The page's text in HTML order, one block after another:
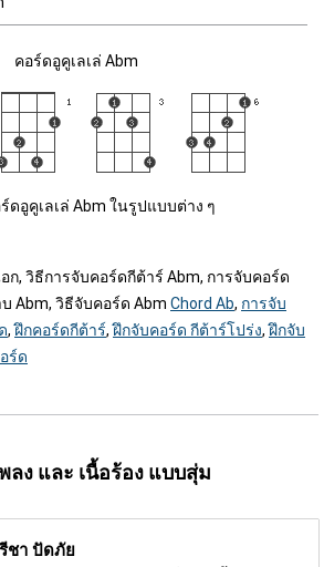
คอร์ดอูคูเลเล่ Abm
ดอูคูเลเล่ Abm ในรูปแบบต่าง ๆ
ก, วิธีการจับคอร์ดกีต้าร์ Abm, การจับคอร์ด
Abm, วิธีจับคอร์ด Abm Chord Ab, การจับ
,ฝึกคอร์ดกีต้าร์,ฝึกจับคอร์ด กีต้าร์โปร่ง,ฝึกจับ
ร์ด
ลง และ เนื้อร้อง แบบสุ่ม
ชา ปัดภัย